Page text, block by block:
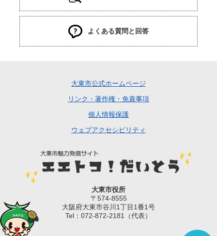
よくある質問と回答
大東市公式ホームページ
リンク・著作権・免責事項
個人情報保護
ウェブアクセシビリティ
大東市役所
〒574-8555
大阪府大東市谷川1丁目1番1号
Tel：072-872-2181（代表）